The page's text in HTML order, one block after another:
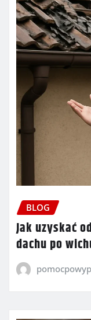
BLOG
Jak uzyskać
dachu po